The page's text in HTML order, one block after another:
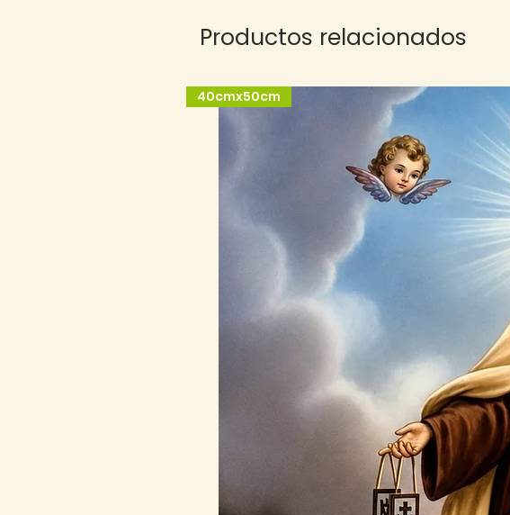
Productos relacionados
40cmx50cm